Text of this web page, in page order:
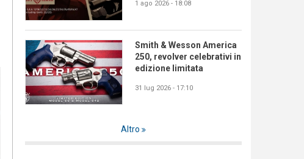
1 ago 2026 - 18:08
Smith & Wesson America
250, revolver celebrativi in
edizione limitata
31 lug 2026 - 17:10
Altro